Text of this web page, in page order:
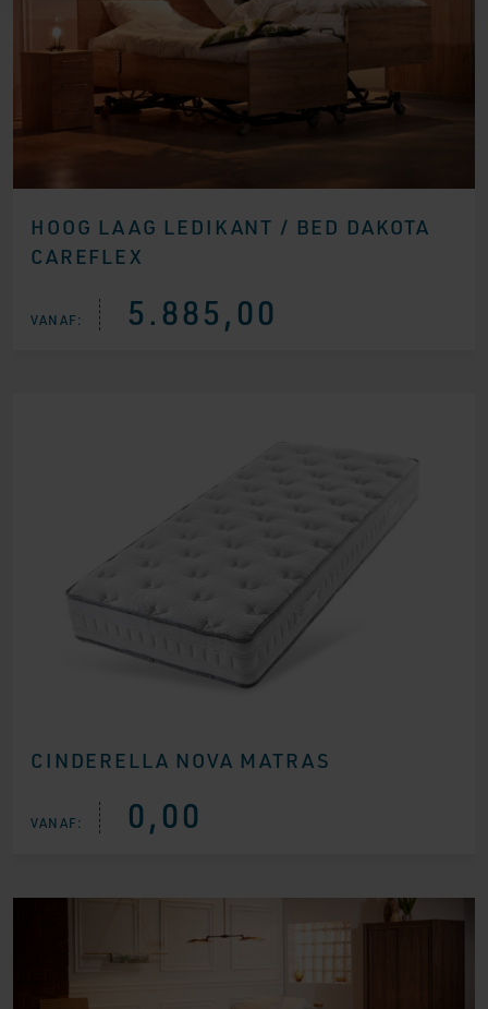
HOOG LAAG LEDIKANT / BED DAKOTA
CAREFLEX
VANAF: 5.885,00
CINDERELLA NOVA MATRAS
VANAF: 0,00